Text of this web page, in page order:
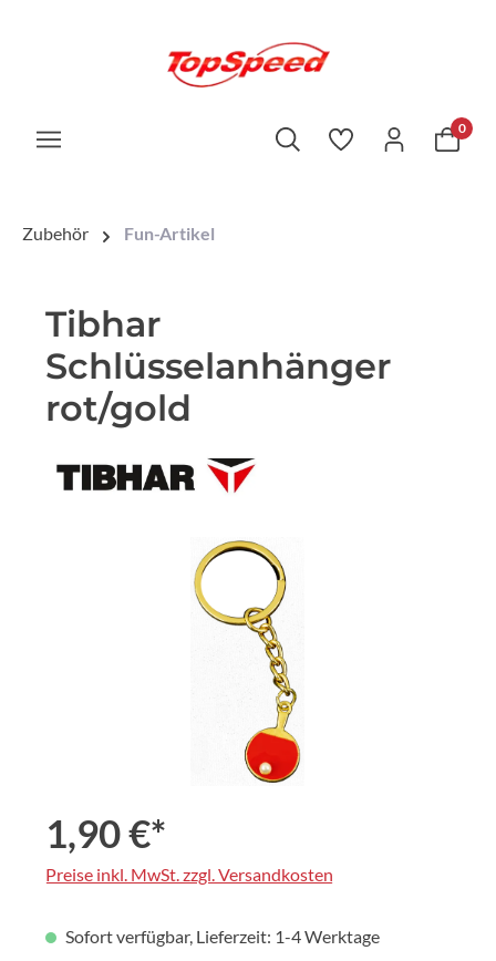
0
Zubehör Fun-Artikel
Tibhar
Schlüsselanhänger
rot/gold
Bildergalerie überspringen
1,90 €*
Preise inkl. MwSt. zzgl. Versandkosten
Sofort verfügbar, Lieferzeit: 1-4 Werktage